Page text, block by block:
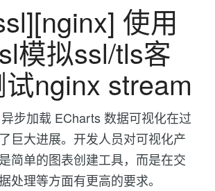
使用
模拟ssl/tls客
nginx stream
步加载 ECharts 数据可视化在过
巨大进展。开发人员对可视化产
简单的图表创建工具，而是在交
处理等方面有更高的要求。